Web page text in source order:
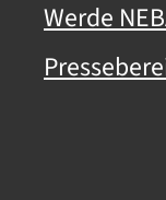
Werde